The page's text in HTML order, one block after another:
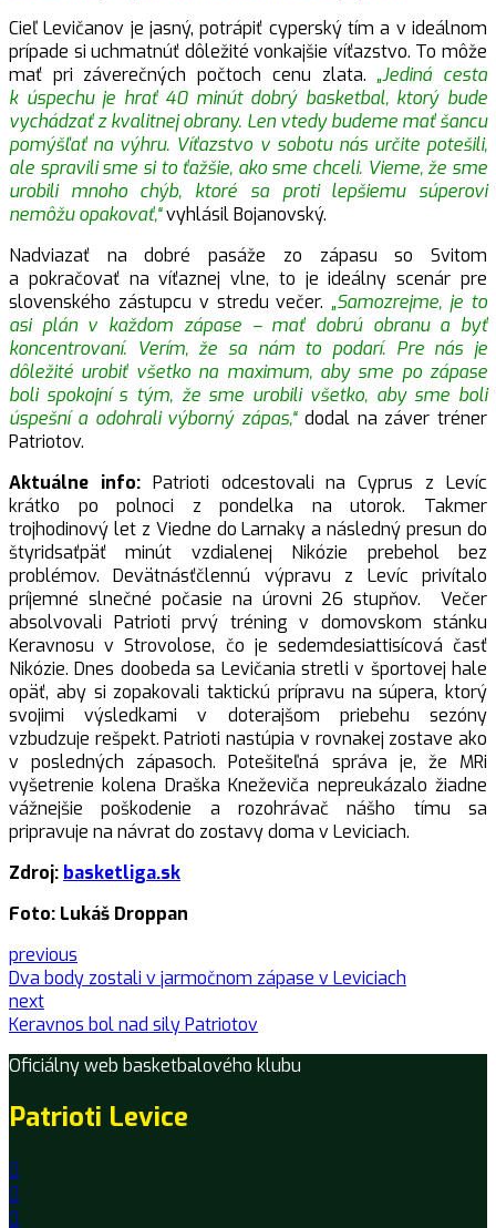
Cieľ Levičanov je jasný, potrápiť cyperský tím a v ideálnom
prípade si uchmatnúť dôležité vonkajšie víťazstvo. To môže
mať pri záverečných počtoch cenu zlata. „Jediná cesta
k úspechu je hrať 40 minút dobrý basketbal, ktorý bude
vychádzať z kvalitnej obrany. Len vtedy budeme mať šancu
pomýšľať na výhru. Víťazstvo v sobotu nás určite potešili,
ale spravili sme si to ťažšie, ako sme chceli. Vieme, že sme
urobili mnoho chýb, ktoré sa proti lepšiemu súperovi
nemôžu opakovať,“vyhlásil Bojanovský.
Nadviazať na dobré pasáže zo zápasu so Svitom
a pokračovať na víťaznej vlne, to je ideálny scenár pre
slovenského zástupcu v stredu večer. „Samozrejme, je to
asi plán v každom zápase – mať dobrú obranu a byť
koncentrovaní. Verím, že sa nám to podarí. Pre nás je
dôležité urobiť všetko na maximum, aby sme po zápase
boli spokojní s tým, že sme urobili všetko, aby sme boli
úspešní a odohrali výborný zápas,“ dodal na záver tréner
Patriotov.
Aktuálne info:Patrioti odcestovali na Cyprus z Levíc
krátko po polnoci z pondelka na utorok. Takmer
trojhodinový let z Viedne do Larnaky a následný presun do
štyridsaťpäť minút vzdialenej Nikózie prebehol bez
problémov. Devätnásťčlennú výpravu z Levíc privítalo
príjemné slnečné počasie na úrovni 26 stupňov. Večer
absolvovali Patrioti prvý tréning v domovskom stánku
Keravnosu v Strovolose, čo je sedemdesiattisícová časť
Nikózie. Dnes doobeda sa Levičania stretli v športovej hale
opäť, aby si zopakovali taktickú prípravu na súpera, ktorý
svojimi výsledkami v doterajšom priebehu sezóny
vzbudzuje rešpekt. Patrioti nastúpia v rovnakej zostave ako
v posledných zápasoch. Potešiteľná správa je, že MRi
vyšetrenie kolena Draška Kneževiča nepreukázalo žiadne
vážnejšie poškodenie a rozohrávač nášho tímu sa
pripravuje na návrat do zostavy doma v Leviciach.
Zdroj: basketliga.sk
Foto: Lukáš Droppan
previous
Dva body zostali v jarmočnom zápase v Leviciach
next
Keravnos bol nad sily Patriotov
Oficiálny web basketbalového klubu
Patrioti Levice